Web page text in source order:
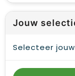
Jouw
Selecteer